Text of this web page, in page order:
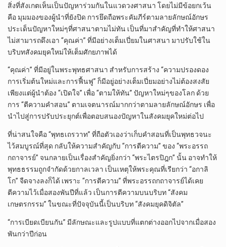
สิ่งที่สังเกตเห็นเป็นปัญหาร่วมกันในแวดวงศาสนา โดยไม่มีข้อยกเว้น
คือ มุมมองของผู้นำที่ยังปิด การยึดถือพระคัมภีร์ตามลายลักษณ์อักษร
ประเด็นปัญหาใหม่ๆที่ศาสนาตามไม่ทัน เป็นที่มาสำคัญที่ทำให้ศาสนา
ไม่สามารถดึงเอา “คุณค่า” ที่มีอย่างเต็มเปี่ยมในศาสนา มาปรับใช้ใน
บริบทสังคมยุคใหม่ให้เต็มศักยภาพได้
“คุณค่า” ที่มีอยู่ในพระพุทธศาสนา สำหรับการสร้าง “ความปรองดอง
การเริ่มต้นใหม่และการฟื้นฟู” ก็มีอยู่อย่างเต็มเปี่ยมอย่างไม่ต้องสงสัย
เพียงแต่ผู้นำต้อง “เปิดใจ” เพื่อ “ตามให้ทัน” ปัญหาใหม่ๆของโลก ด้วย
การ “ตีความคำสอน” ตามเจตนารณ์มากกว่าตามลายลักษณ์อักษร เพื่อ
นำไปสู่การปรับประยุกต์เพื่อตอบสนองปัญหาในสังคมยุคใหม่ต่อไป
ที่น่าสนใจคือ “พุทธเถรวาท” ที่ถือตัวเองว่าเก็บคำสอนที่เป็นพุทธวจนะ
ไว้สมบูรณ์ที่สุด กลับให้ความสำคัญกับ “การตีความ” ของ “พระอรรถ
กถาจารย์” จนกลายเป็นเรื่องสำคัญยิ่งกว่า “พระไตรปิฎก” นั้น อาจทำให้
พุทธธรรมถูกจำกัดด้วยกาลเวลา เป็นเหตุให้พระคุณที่เรียกว่า “อกาลิ
โก” จืดจางลงก็ได้ เพราะ “การตีความ” ที่พระอรรถกถาจารย์ได้เคย
ตีความไว้เมื่อสองพันปีที่แล้ว เป็นการตีความบนบริบท “สังคม
เกษตรกรรม” ในขณะที่ปัจจุบันนี้เป็นบริบท “สังคมยุคดิจิตัล”
“การเบียดเบียนกัน” มีลักษณะและรูปแบบที่แตกต่างออกไปจากเมื่อสอง
พันกว่าปีก่อน